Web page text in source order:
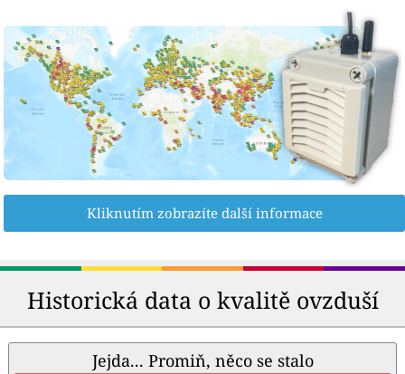
Kliknutím zobrazíte další informace
Historická data o kvalitě ovzduší
Jejda... Promiň, něco se stalo